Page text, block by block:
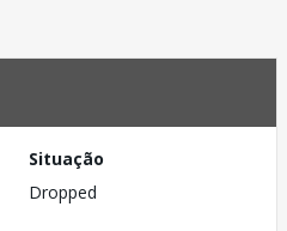
Situação
Dropped